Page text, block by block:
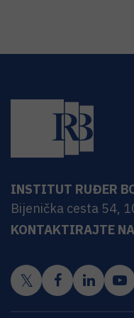
INSTITUT RUĐER
Bijenička cesta 54,
KONTAKTIRAJTE